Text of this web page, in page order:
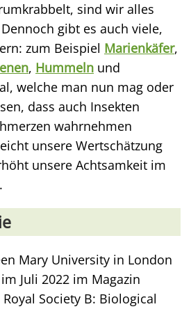
sind wir alles
gibt es auch viele,
zum Beispiel Marienkäfer,
, Hummeln und
welche man nun mag oder
dass auch Insekten
wahrnehmen
unsere Wertschätzung
unsere Achtsamkeit im
Mary University in London
Juli 2022 im Magazin
Society B: Biological